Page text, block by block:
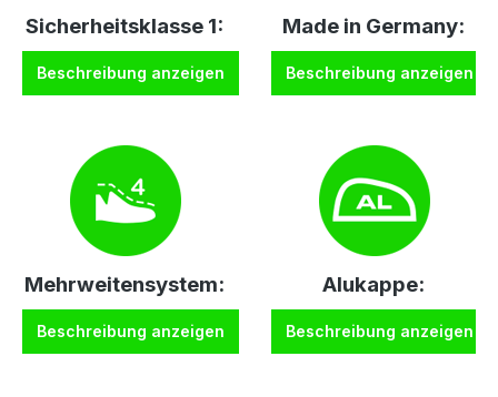
Sicherheitsklasse 1:
Beschreibung anzeigen
Made in Germany:
Beschreibung anzeigen
Mehrweitensystem:
Beschreibung anzeigen
Alukappe:
Beschreibung anzeigen